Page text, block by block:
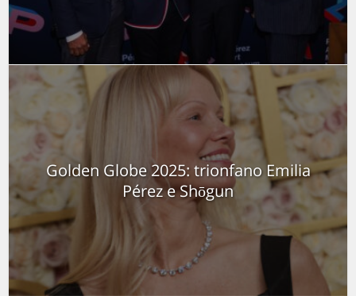
Golden Globe 2025: trionfano Emilia
Pérez e Shōgun